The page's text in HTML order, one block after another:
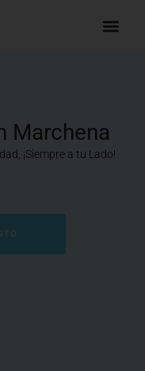
Marchena
¡Siempre a tu Lado!